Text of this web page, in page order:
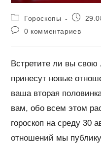
Рубрика
записи:
Гороскопы
Запись
Комментарии
0 комментариев
Встретите ли вы
принесут новые
ваша вторая
вам, обо всем этом
гороскоп на среду 30
отношений мы